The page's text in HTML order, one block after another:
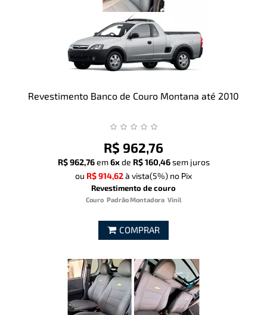
Revestimento Banco de Couro Montana até 2010
R$ 962,76
R$ 962,76 em6x de R$ 160,46 sem juros
ou R$ 914,62à vista(5%) no Pix
Revestimento de couro
Couro Padrão Montadora Vinil
COMPRAR